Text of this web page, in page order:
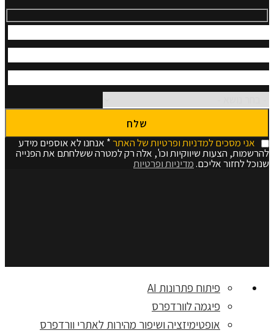
אני מסכים למדניות ופרטיות של האתר* אנחנו לא אוספים מידע
להרשמות, הצעות שיווקיות וכו', אלה רק למטרה ששלחתם את הפנייה
שנוכל לחזור אליכם.מדיניות ופרטיות
פיתוח פתרונות AI
פיגמה לוורדפרס
אופטימיזציה ושיפור מהירות לאתרי וורדפרס